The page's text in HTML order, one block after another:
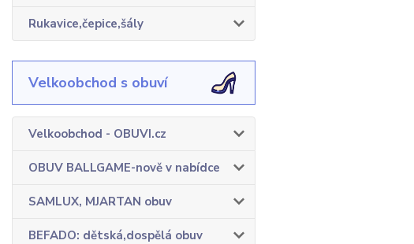
Rukavice,čepice,šály
Velkoobchod s obuví
Velkoobchod - OBUVI.cz
OBUV BALLGAME-nově v nabídce
SAMLUX, MJARTAN obuv
BEFADO: dětská,dospělá obuv